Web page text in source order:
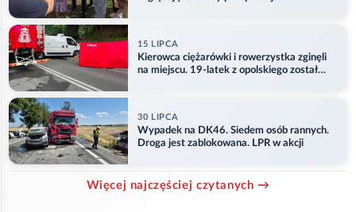
15 LIPCA
Kierowca ciężarówki i rowerzystka zginęli
na miejscu. 19-latek z opolskiego został
30 LIPCA
Wypadek na DK46. Siedem osób rannych.
Droga jest zablokowana. LPR w akcji
Więcej najczęściej czytanych →